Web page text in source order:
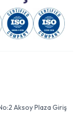
Aksoy Plaza Giriş